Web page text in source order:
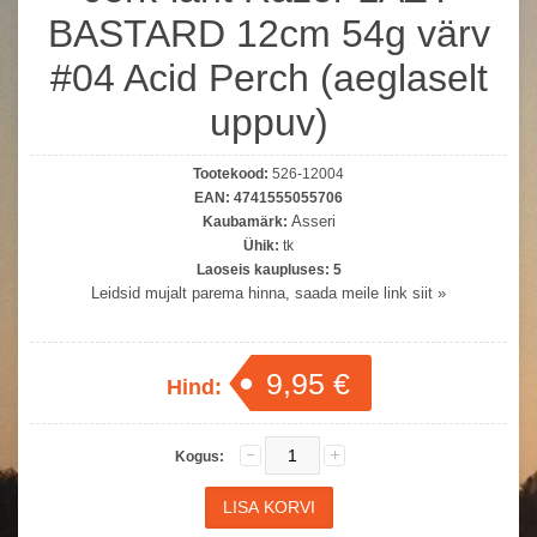
BASTARD 12cm 54g värv
#04 Acid Perch (aeglaselt
uppuv)
Tootekood: 526-12004
EAN: 4741555055706
Kaubamärk: Asseri
Ühik: tk
Laoseis kaupluses: 5
Leidsid mujalt parema hinna, saada meile link siit »
Hind: 9,95 €
Kogus: